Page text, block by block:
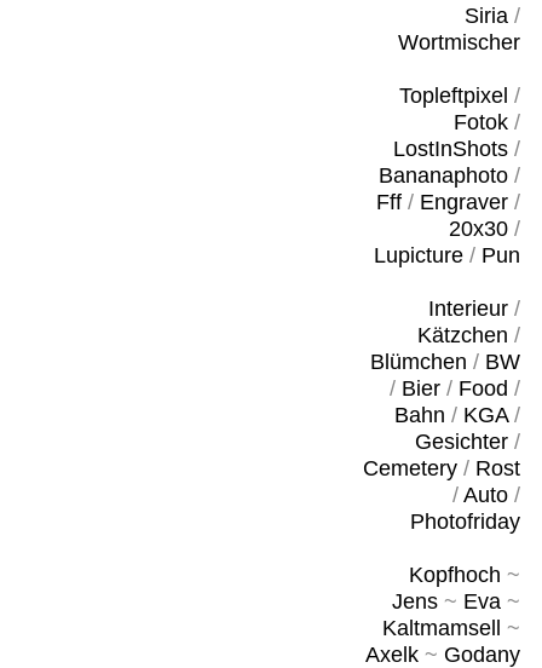
Siria/
Wortmischer
Topleftpixel /
Fotok/
LostInShots/
Bananaphoto/
Fff/ Engraver/
20x30/
Lupicture/ Pun
Interieur/
Kätzchen /
Blümchen / BW
/ Bier/ Food /
Bahn / KGA/
Gesichter/
Cemetery/ Rost
/ Auto/
Photofriday
Kopfhoch ~
Jens~ Eva~
Kaltmamsell
~
Axelk~ Godany